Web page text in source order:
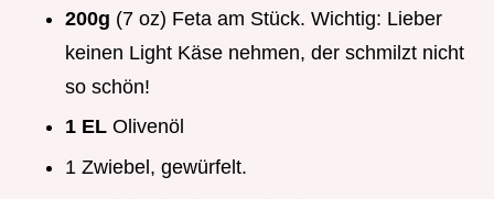
200g (7 oz) Feta am Stück. Wichtig: Lieber
keinen Light Käse nehmen, der schmilzt nicht
so schön!
1 EL Olivenöl
1 Zwiebel, gewürfelt.